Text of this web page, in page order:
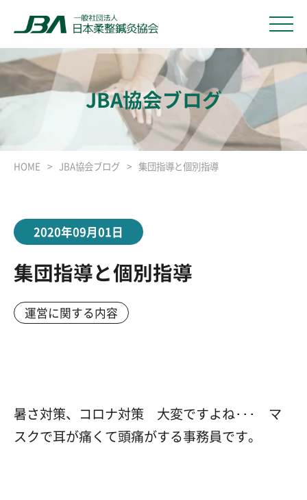
JBA協会ブログ
HOME JBA協会ブログ 集団指導と個別指導
2020年09月01日
集団指導と個別指導
運営に関する内容
暑さ対策、コロナ対策 大変ですよね･･･ マ
スクで耳が痛くて頭痛がする事務員です。